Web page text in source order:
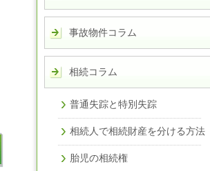
事故物件コラム
相続コラム
普通失踪と特別失踪
相続人で相続財産を分ける方法
胎児の相続権